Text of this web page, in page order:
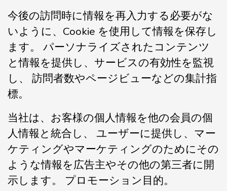
今後の訪問時に情報を再入力する必要がな
いように、Cookie を使用して情報を保存し
ます。 パーソナライズされたコンテンツ
と情報を提供し、サービスの有効性を監視
し、 訪問者数やページビューなどの集計指
標。
当社は、お客様の個人情報を他の会員の個
人情報と統合し、 ユーザーに提供し、マー
ケティングやマーケティングのためにその
ような情報を広告主やその他の第三者に開
示します。 プロモーション目的。